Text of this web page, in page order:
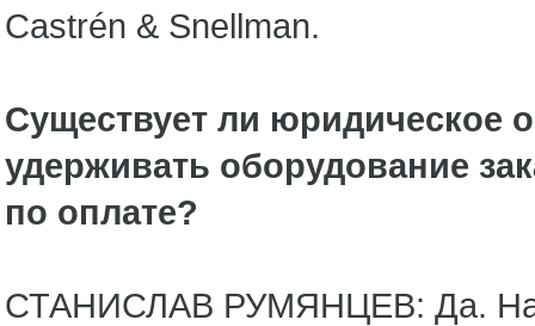
Castrén & Snellman.
Существует ли юридическое
удерживать оборудование
по оплате?
СТАНИСЛАВ РУМЯНЦЕВ: Да. На